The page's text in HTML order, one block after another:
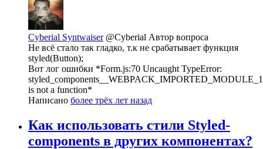
Cyberial Syntwaiser @Cyberial Автор вопроса
Не всё стало так гладко, т.к не срабатывает функция
styled(Button);
Вот лог ошибки *Form.js:70 Uncaught TypeError:
is not a function*
Написано более трёх лет назад
Как использовать стили Styled-
components в других компонентах?